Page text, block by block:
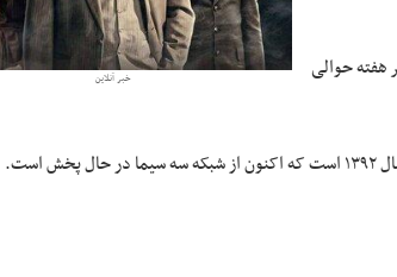
خبر آنلاین
حوالی
سیما در حال پخش است.